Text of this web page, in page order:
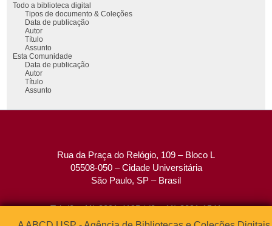
Todo a biblioteca digital
Tipos de documento & Coleções
Data de publicação
Autor
Título
Assunto
Esta Comunidade
Data de publicação
Autor
Título
Assunto
Rua da Praça do Relógio, 109 – Bloco L
05508-050 – Cidade Universitária
São Paulo, SP – Brasil
Tel: (0xx11) 3091-4195 / (0xx11) 3091-1541
Fax: (0xx11) 3091-1567